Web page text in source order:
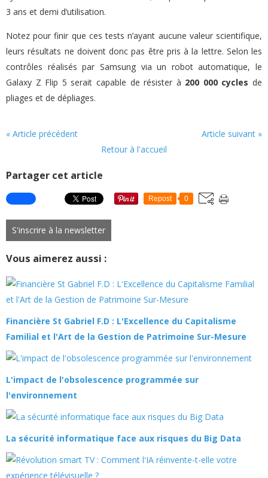
3 ans et demi d’utilisation.
Notez pour finir que ces tests n’ayant aucune valeur scientifique,
leurs résultats ne doivent donc pas être pris à la lettre. Selon les
contrôles réalisés par Samsung via un robot automatique, le
Galaxy Z Flip 5 serait capable de résister à 200 000 cycles de
pliages et de dépliages.
« Article précédent
Article suivant »
Retour à l'accueil
Partager cet article
Repost 0
S'inscrire à la newsletter
Vous aimerez aussi :
Financière St Gabriel F.D : L'Excellence du Capitalisme
Familial et l'Art de la Gestion de Patrimoine Sur-Mesure
L'impact de l'obsolescence programmée sur
l'environnement
La sécurité informatique face aux risques du Big Data